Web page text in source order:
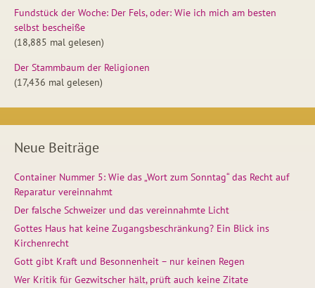
Fundstück der Woche: Der Fels, oder: Wie ich mich am besten
selbst bescheiße
(18,885 mal gelesen)
Der Stammbaum der Religionen
(17,436 mal gelesen)
Neue Beiträge
Container Nummer 5: Wie das „Wort zum Sonntag“ das Recht auf
Reparatur vereinnahmt
Der falsche Schweizer und das vereinnahmte Licht
Gottes Haus hat keine Zugangsbeschränkung? Ein Blick ins
Kirchenrecht
Gott gibt Kraft und Besonnenheit – nur keinen Regen
Wer Kritik für Gezwitscher hält, prüft auch keine Zitate